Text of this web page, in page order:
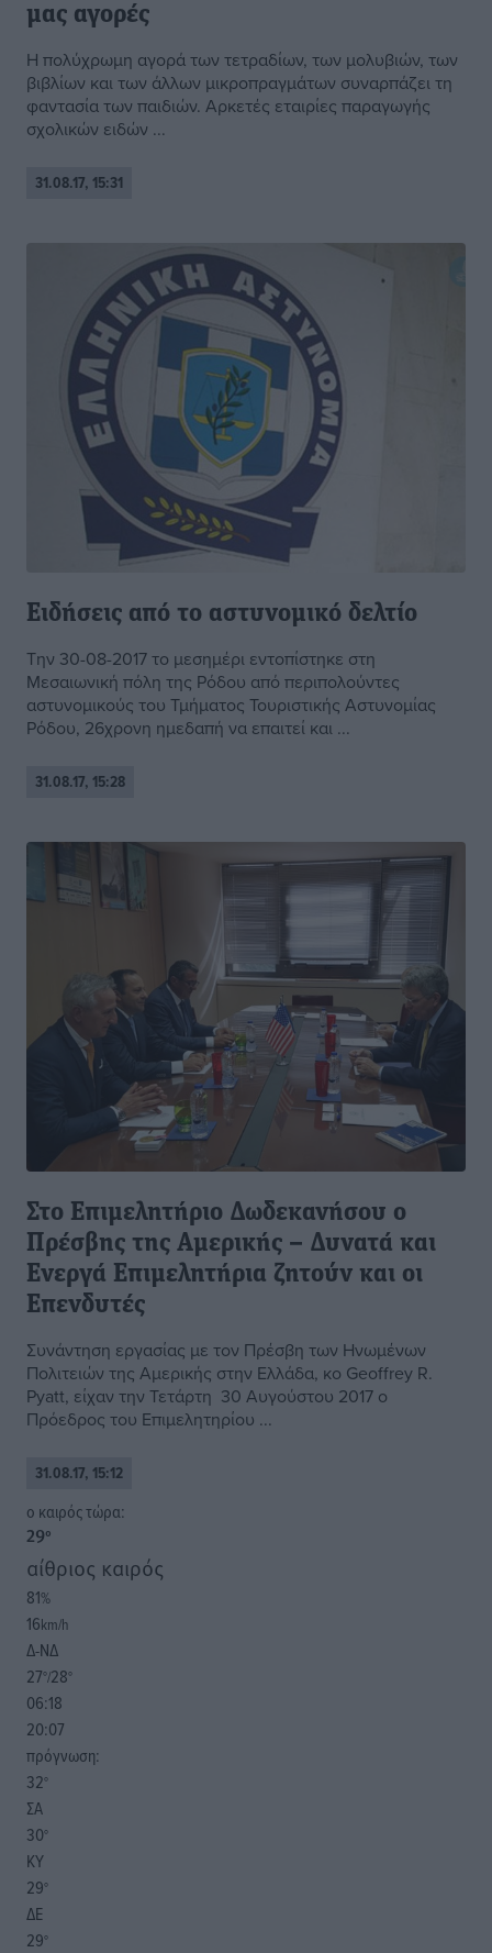
μας αγορές
Η πολύχρωμη αγορά των τετραδίων, των μολυβιών, των
βιβλίων και των άλλων μικροπραγμάτων συναρπάζει τη
φαντασία των παιδιών. Αρκετές εταιρίες παραγωγής
σχολικών ειδών ...
31.08.17, 15:31
Ειδήσεις από το αστυνομικό δελτίο
Την 30-08-2017 το μεσημέρι εντοπίστηκε στη
Μεσαιωνική πόλη της Ρόδου από περιπολούντες
αστυνομικούς του Τμήματος Τουριστικής Αστυνομίας
Ρόδου, 26χρονη ημεδαπή να επαιτεί και ...
31.08.17, 15:28
Στο Επιμελητήριο Δωδεκανήσου ο
Πρέσβης της Αμερικής – Δυνατά και
Ενεργά Επιμελητήρια ζητούν και οι
Επενδυτές
Συνάντηση εργασίας με τον Πρέσβη των Ηνωμένων
Πολιτειών της Αμερικής στην Ελλάδα, κο Geoffrey R.
Pyatt, είχαν την Τετάρτη 30 Αυγούστου 2017 ο
Πρόεδρος του Επιμελητηρίου ...
31.08.17, 15:12
o καιρός τώρα:
29°
αίθριος καιρός
81%
16km/h
Δ-ΝΔ
27°/28°
06:18
20:07
πρόγνωση:
32°
ΣΑ
30°
ΚΥ
29°
ΔΕ
29°